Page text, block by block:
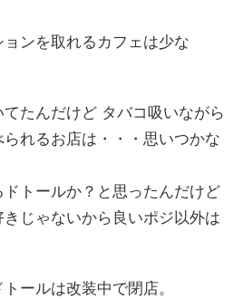
ンを取れるカフェは少な
たんだけど タバコ吸いながら
れるお店は・・・思いつかな
トールか？と思ったんだけど
じゃないから良いポジ以外は
ールは改装中で閉店。